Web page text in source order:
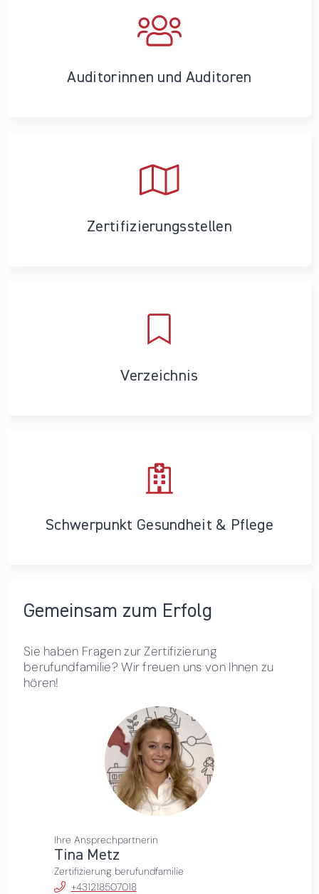
Auditorinnen und Auditoren
Zertifizierungs­stellen
Verzeichnis
Schwerpunkt Gesundheit & Pflege
Gemeinsam zum Erfolg
Sie haben Fragen zur Zertifizierung
berufundfamilie? Wir freuen uns von Ihnen zu
hören!
Ihre Ansprechpartnerin
Tina Metz
Zertifizierung berufundfamilie
+431218507018